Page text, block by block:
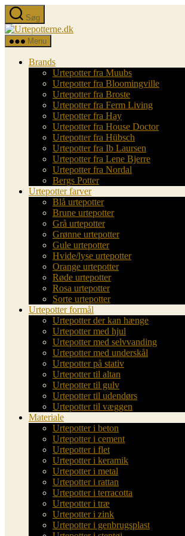
Spring
til
indholdet
Søg
Urtepotterne.dk
Menu
Brands
Urtepotter fra Muubs
Urtepotter fra Bloomingville
Urtepotter fra Broste
Urtepotter fra Ferm Living
Urtepotter fra Hay
Urtepotter fra House Doctor
Urtepotter fra Hübsch
Urtepotter fra Ib Laursen
Urtepotter fra Lene Bjerre
Urtepotter fra Nordal
Bergs Potter
Urtepotter farver
Blå urtepotter
Brune urtepotter
Grå urtepotter
Grønne urtepotter
Gule urtepotter
Hvide/lyse urtepotter
Orange urtepotter
Røde urtepotter
Rosa urtepotter
Sorte urtepotter
Urtepotter formål
Urtepotter der kan hænge
Urtepotter med hjul
Urtepotter med selvvanding
Urtepotter med underskål
Urtepotter på stativ
Urtepotter til altan
Urtepotter til gulv
Urtepotter til udendørs
Urtepotter til væggen
Materiale
Urtepotter i beton
Urtepotter i cement
Urtepotter i flet
Urtepotter i keramik
Urtepotter i metal
Urtepotter i rattan
Urtepotter i terracotta
Urtepotter i træ
Urtepotter i zink
Urtepotter i genbrugsplast